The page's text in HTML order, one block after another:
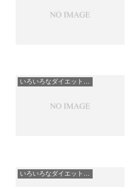
いろいろなダイエット方法